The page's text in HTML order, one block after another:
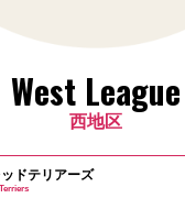
West League
西地区
ッドテリアーズ